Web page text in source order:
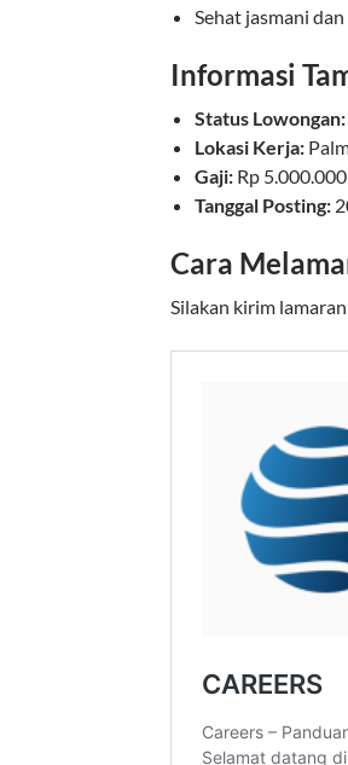
Sehat jasmani
Informasi
Status Lowongan:
Lokasi Kerja:
Gaji: Rp
Tanggal Posting:
Cara
Silakan kirim